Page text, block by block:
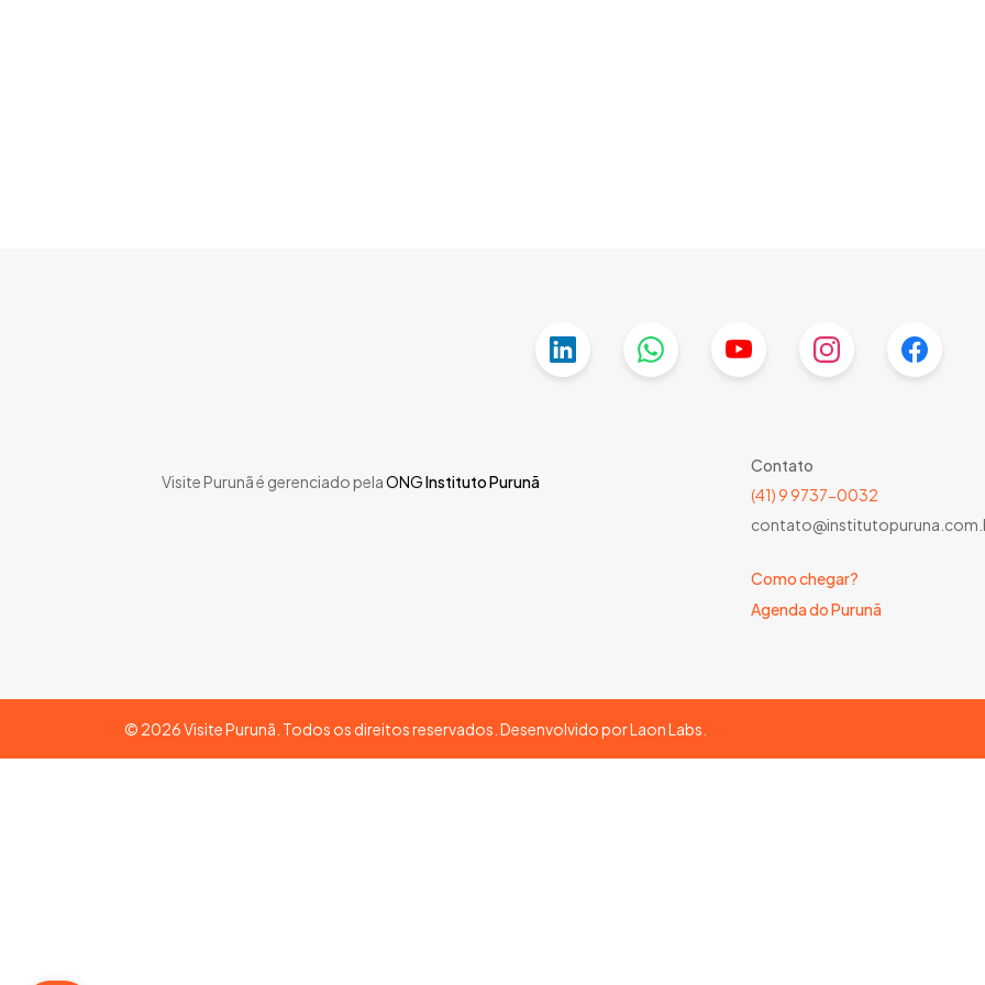
Visite Purunã é gerenciado pelaONGInstituto Purunã
Contato
(41) 9 9737-0032
Como chegar?
Agenda do Purunã
© 2026Visite Purunã. Todos os direitos reservados. Desenvolvido porLaon Labs